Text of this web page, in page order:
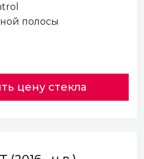
полосы
цену стекла